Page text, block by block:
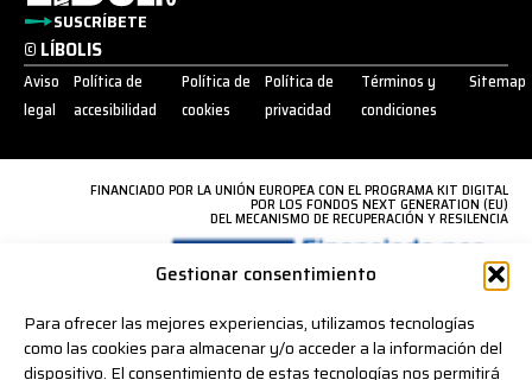
Gestionar consentimiento
Para ofrecer las mejores experiencias, utilizamos tecnologías
como las cookies para almacenar y/o acceder a la información del
dispositivo. El consentimiento de estas tecnologías nos permitirá
SUSCRÍBETE
© LÍBOLIS
Aviso
legal
Política de
accesibilidad
Política de
cookies
Política de
privacidad
Términos y
condiciones
Sitemap
FINANCIADO POR LA UNIÓN EUROPEA CON EL PROGRAMA KIT DIGITAL
POR LOS FONDOS NEXT GENERATION (EU)
DEL MECANISMO DE RECUPERACIÓN Y RESILENCIA